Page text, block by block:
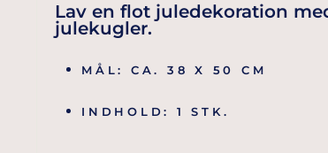
Lav en flot juledekoration
julekugler.
MÅL: CA. 38 X 50 CM
INDHOLD: 1 STK.